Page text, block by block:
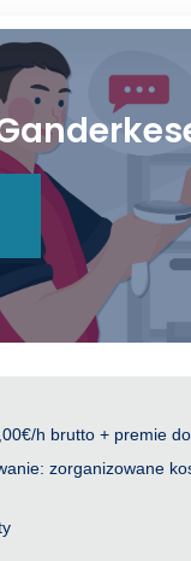
h brutto + premie
zorganizowane